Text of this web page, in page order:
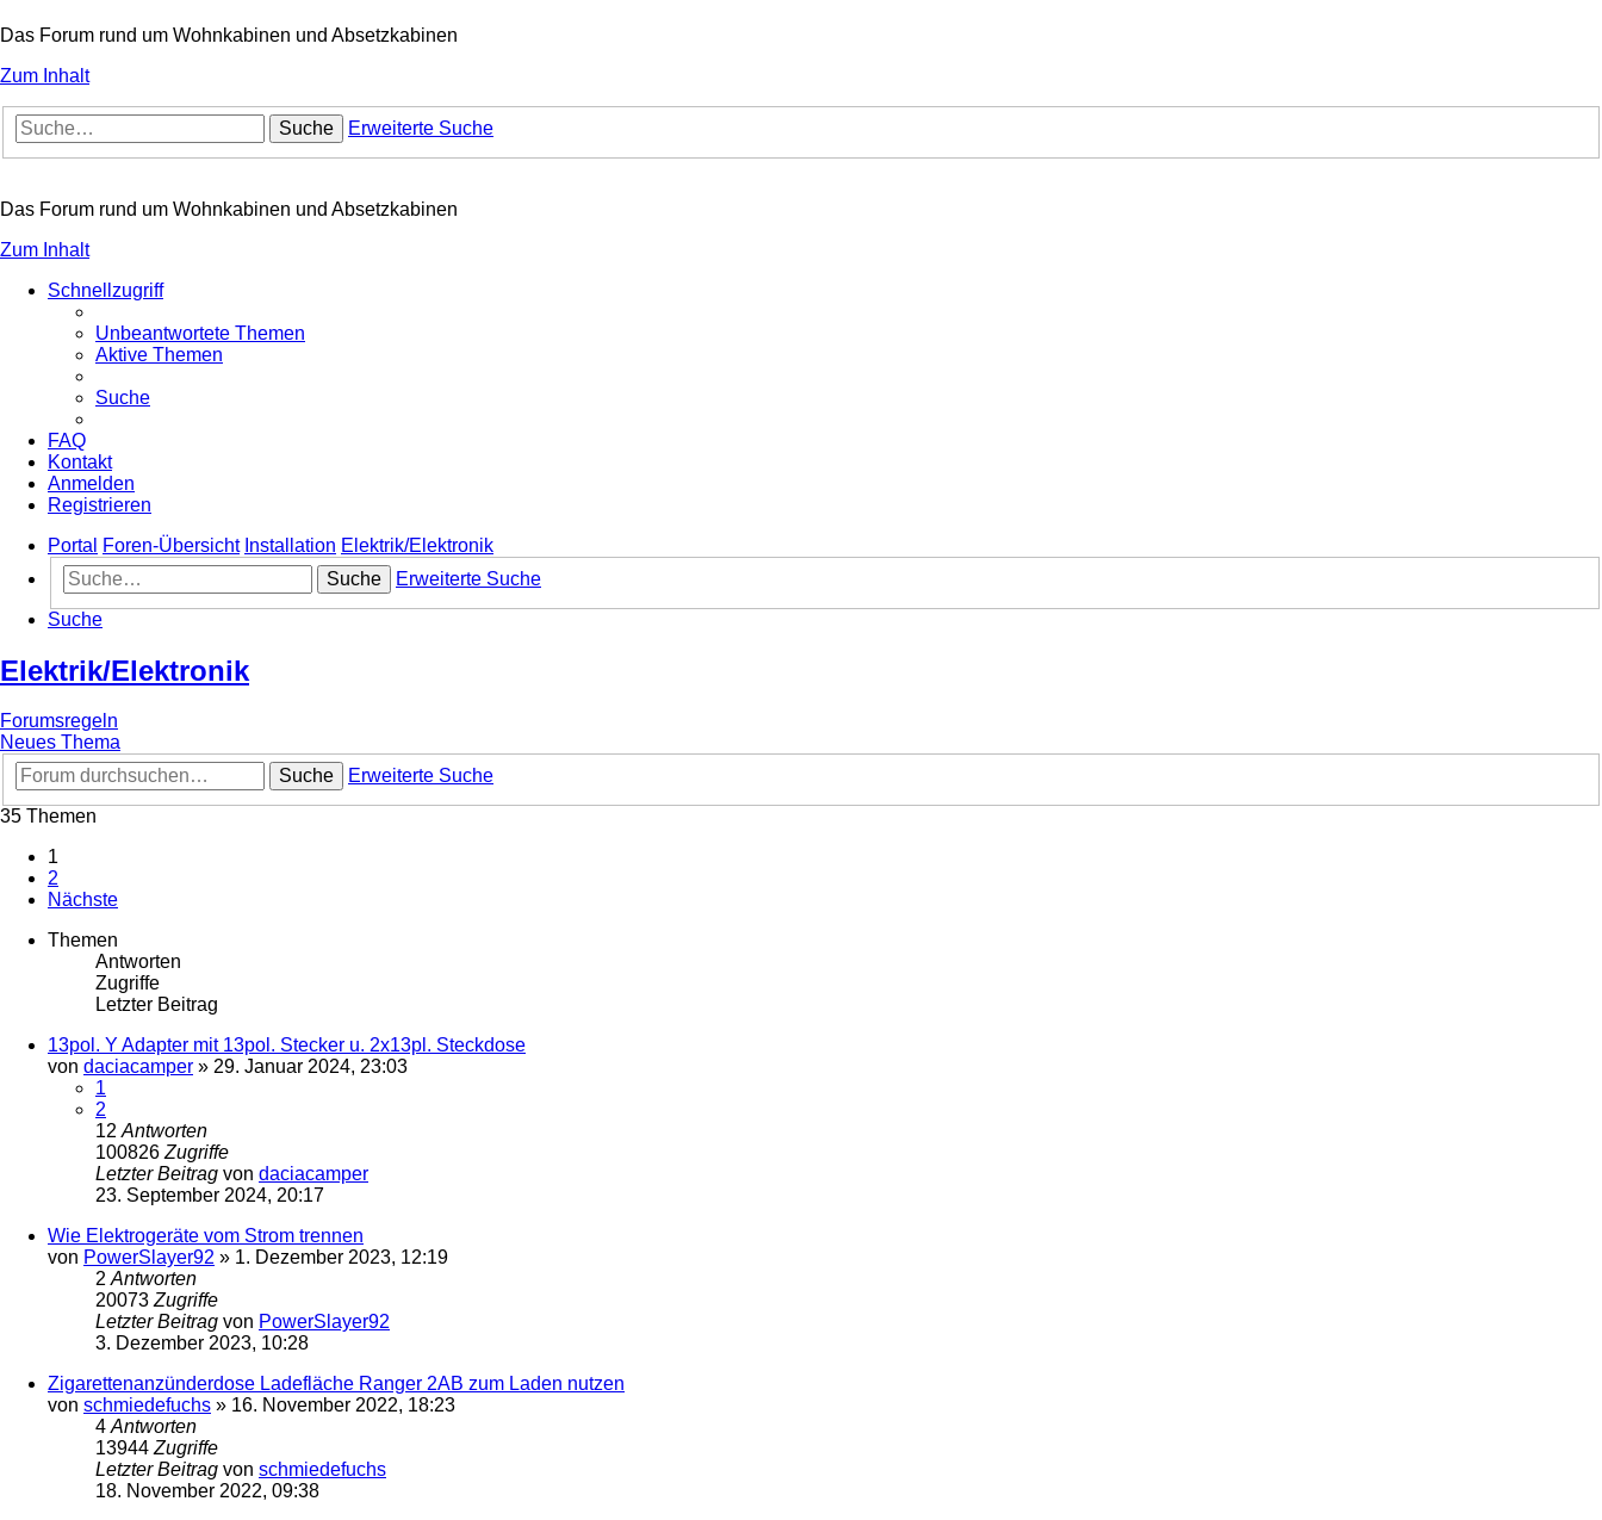
Das Forum rund um Wohnkabinen und Absetzkabinen
Zum Inhalt
Suche Erweiterte Suche
Das Forum rund um Wohnkabinen und Absetzkabinen
Zum Inhalt
Schnellzugriff
Unbeantwortete Themen
Aktive Themen
Suche
FAQ
Kontakt
Anmelden
Registrieren
Portal
Foren-Übersicht Installation Elektrik/Elektronik
Suche
Erweiterte Suche
Suche
Elektrik/Elektronik
Forumsregeln
Neues Thema
Suche
Erweiterte Suche
35 Themen
1
2
Nächste
Themen
Antworten
Zugriffe
Letzter Beitrag
13pol. Y Adapter mit 13pol. Stecker u. 2x13pl. Steckdose
von daciacamper » 29. Januar 2024, 23:03
1
2
12 Antworten
100826 Zugriffe
Letzter Beitrag von daciacamper
23. September 2024, 20:17
Wie Elektrogeräte vom Strom trennen
von PowerSlayer92 » 1. Dezember 2023, 12:19
2 Antworten
20073 Zugriffe
Letzter Beitrag von PowerSlayer92
3. Dezember 2023, 10:28
Zigarettenanzünderdose Ladefläche Ranger 2AB zum Laden nutzen
von schmiedefuchs » 16. November 2022, 18:23
4 Antworten
13944 Zugriffe
Letzter Beitrag von schmiedefuchs
18. November 2022, 09:38